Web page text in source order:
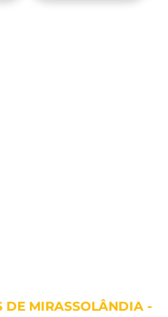
DE MIRASSOLÂNDIA -